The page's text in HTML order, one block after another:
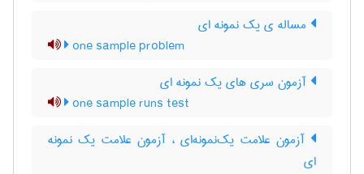
مساله ی یک نمونه ای
one sample problem
آزمون سری های یک نمونه ای
one sample runs test
آزمون علامت یک‌نمونه‌ای ، آزمون علامت یک نمونه
ای